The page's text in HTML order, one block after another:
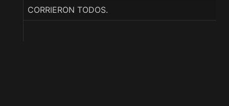
CORRIERON TODOS.